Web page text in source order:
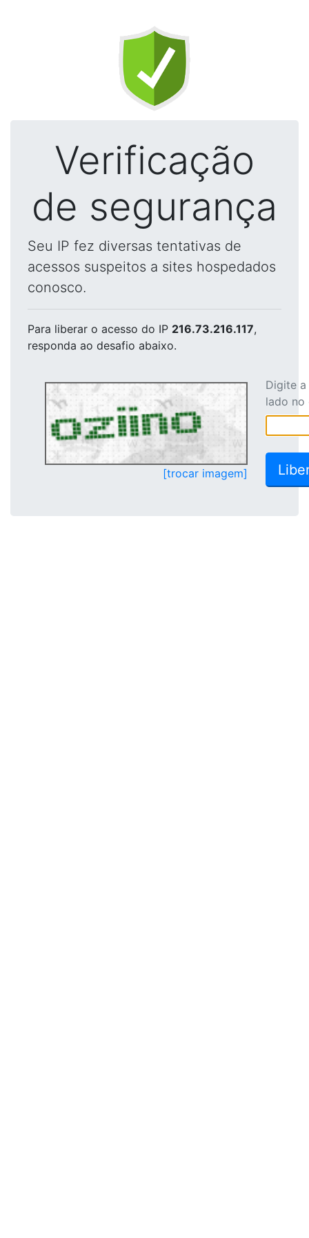
Verificação
de segurança
Seu IP fez diversas tentativas de
acessos suspeitos a sites hospedados
conosco.
Para liberar o acesso do IP 216.73.216.117,
responda ao desafio abaixo.
[trocar imagem]
Digite
lado no